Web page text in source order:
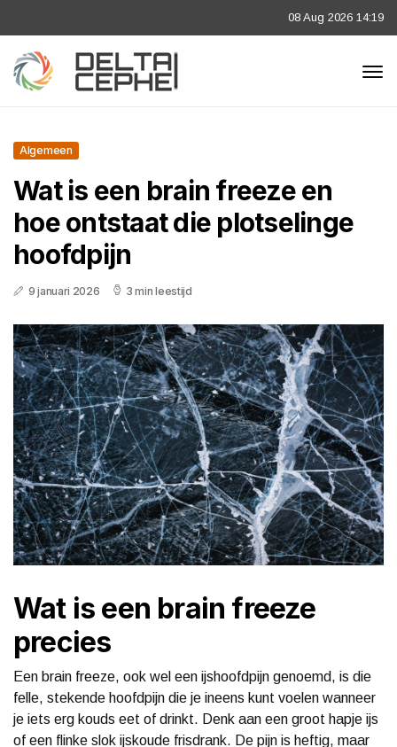
08 Aug 2026 14:19
Algemeen
Wat is een brain freeze en
hoe ontstaat die plotselinge
hoofdpijn
9 januari 2026 3 min leestijd
Wat is een brain freeze
precies
Een brain freeze, ook wel een ijshoofdpijn genoemd, is die
felle, stekende hoofdpijn die je ineens kunt voelen wanneer
je iets erg kouds eet of drinkt. Denk aan een groot hapje ijs
of een flinke slok ijskoude frisdrank. De pijn is heftig, maar